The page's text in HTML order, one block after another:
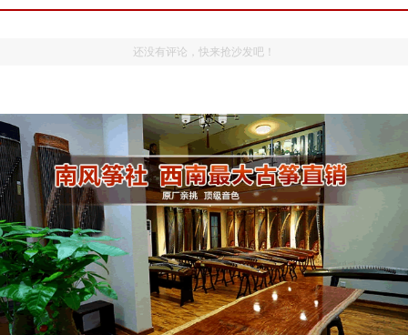
还没有评论，快来抢沙发吧！